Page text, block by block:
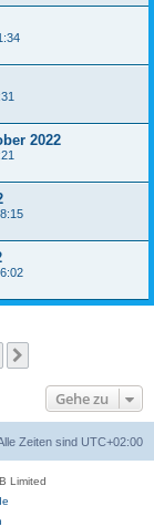
2022
Gehe zu
Zeiten sind UTC+02:00
Limited